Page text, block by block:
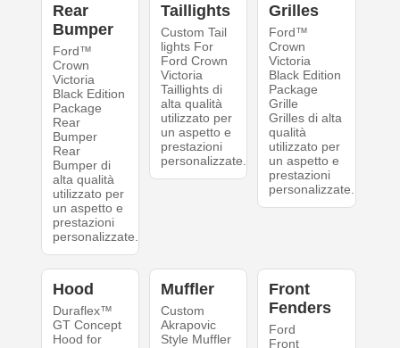
Rear
Bumper
Ford™
Crown
Victoria
Black Edition
Package
Rear
Bumper
Rear
Bumper di
alta qualità
utilizzato per
un aspetto e
prestazioni
personalizzate.
Taillights
Custom Tail
lights For
Ford Crown
Victoria
Taillights di
alta qualità
utilizzato per
un aspetto e
prestazioni
personalizzate.
Grilles
Ford™
Crown
Victoria
Black Edition
Package
Grille
Grilles di alta
qualità
utilizzato per
un aspetto e
prestazioni
personalizzate.
Hood
Duraflex™
GT Concept
Hood for
Muffler
Custom
Akrapovic
Style Muffler
Front
Fenders
Ford
Front